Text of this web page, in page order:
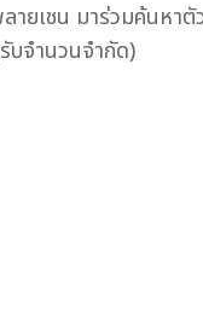
ยเชน มาร่วมค้นหา
จำนวนจำกัด)